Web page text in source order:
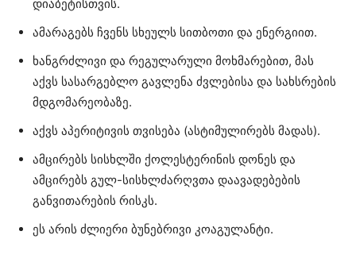
დიაბეტისთვის.
ამარაგებს ჩვენს სხეულს სითბოთი და ენერგიით.
ხანგრძლივი და რეგულარული მოხმარებით, მას
აქვს სასარგებლო გავლენა ძვლებისა და სახსრების
მდგომარეობაზე.
აქვს აპერიტივის თვისება (ასტიმულირებს მადას).
ამცირებს სისხლში ქოლესტერინის დონეს და
ამცირებს გულ-სისხლძარღვთა დაავადებების
განვითარების რისკს.
ეს არის ძლიერი ბუნებრივი კოაგულანტი.